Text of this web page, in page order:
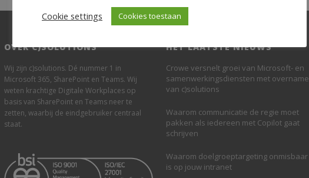
OVER C)SOLUTIONS
Wij zijn c)solutions. Dé nummer 1 in
Microsoft 365, SharePoint en Teams. Wij
weten krachtige Digitale Workplaces op
basis van SharePoint en Teams neer te
zetten, waarbij de eindgebruiker centraal
staat.
HET LAATSTE NIEUWS
Crowe versnelt groei van Microsoft- en
samenwerkingsdiensten met overname
van c)solutions
Waarom communicatie de regie moet
pakken als iedereen met Copilot gaat
schrijven
Waarom doelgroeptargeting onmisbaar
is op jouw intranet
Cookie settings Cookies toestaan